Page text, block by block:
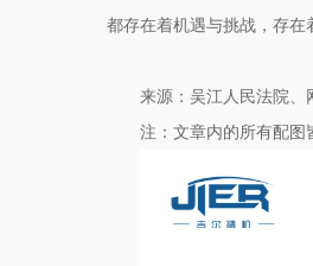
都存在着机遇与挑战，存在
来源：吴江人民法院、
注：文章内的所有配图